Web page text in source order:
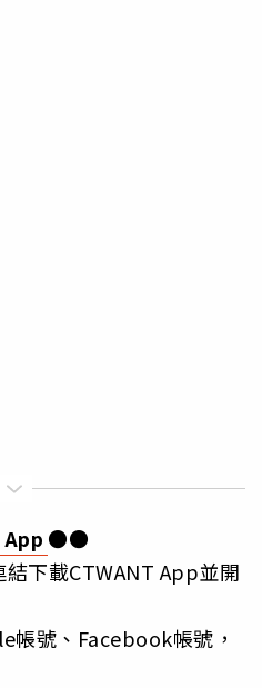
●●
下載CTWANT App並開
帳號、Facebook帳號，